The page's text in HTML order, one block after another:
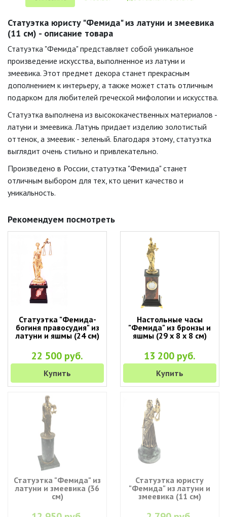
Статуэтка юристу "Фемида" из латуни и змеевика
(11 см) - описание товара
Статуэтка "Фемида" представляет собой уникальное
произведение искусства, выполненное из латуни и
змеевика. Этот предмет декора станет прекрасным
дополнением к интерьеру, а также может стать отличным
подарком для любителей греческой мифологии и искусства.
Статуэтка выполнена из высококачественных материалов -
латуни и змеевика. Латунь придает изделию золотистый
оттенок, а змеевик - зеленый. Благодаря этому, статуэтка
выглядит очень стильно и привлекательно.
Произведено в России, статуэтка "Фемида" станет
отличным выбором для тех, кто ценит качество и
уникальность.
Рекомендуем посмотреть
Статуэтка "Фемида-
богиня правосудия" из
латуни и яшмы (24 см)
22 500 руб.
Купить
Настольные часы
"Фемида" из бронзы и
яшмы (29 х 8 х 8 см)
13 200 руб.
Купить
Статуэтка "Фемида" из
латуни и змеевика (36
см)
Статуэтка юристу
"Фемида" из латуни и
змеевика (11 см)